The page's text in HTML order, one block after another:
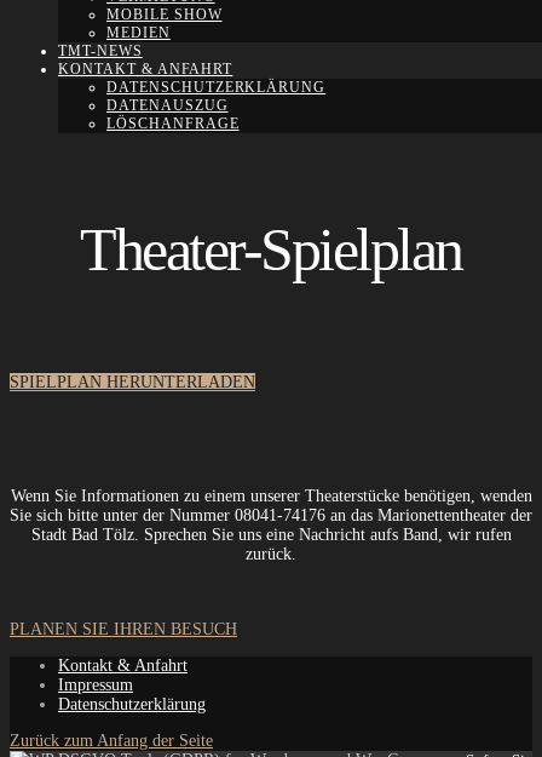
MOBILE SHOW
MEDIEN
TMT-NEWS
KONTAKT & ANFAHRT
DATENSCHUTZERKLÄRUNG
DATENAUSZUG
LÖSCHANFRAGE
Theater-Spielplan
SPIELPLAN HERUNTERLADEN
Wenn Sie Informationen zu einem unserer Theaterstücke benötigen, wenden
Sie sich bitte unter der Nummer 08041-74176 an das Marionettentheater der
Stadt Bad Tölz. Sprechen Sie uns eine Nachricht aufs Band, wir rufen
zurück.
PLANEN SIE IHREN BESUCH
Kontakt & Anfahrt
Impressum
Datenschutzerklärung
Zurück zum Anfang der Seite